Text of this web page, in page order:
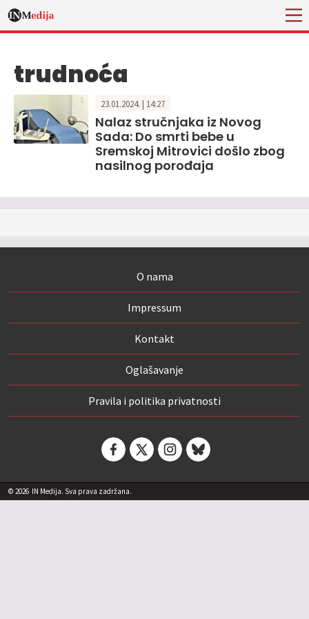
trudnoća
23.01.2024. | 14:27
Nalaz stručnjaka iz Novog
Sada: Do smrti bebe u
Sremskoj Mitrovici došlo zbog
nasilnog porođaja
O nama
Impressum
Kontakt
Oglašavanje
Pravila i politika privatnosti
© 2026 IN Medija. Sva prava zadržana.